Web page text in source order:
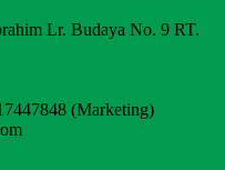
Lr. Budaya No. 9 RT.
(Marketing)